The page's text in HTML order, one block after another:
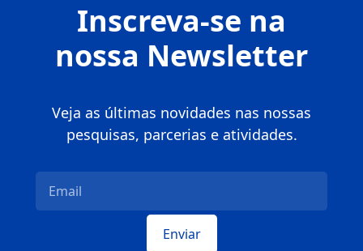
Inscreva-se na
nossa Newsletter
Veja as últimas novidades nas nossas
pesquisas, parcerias e atividades.